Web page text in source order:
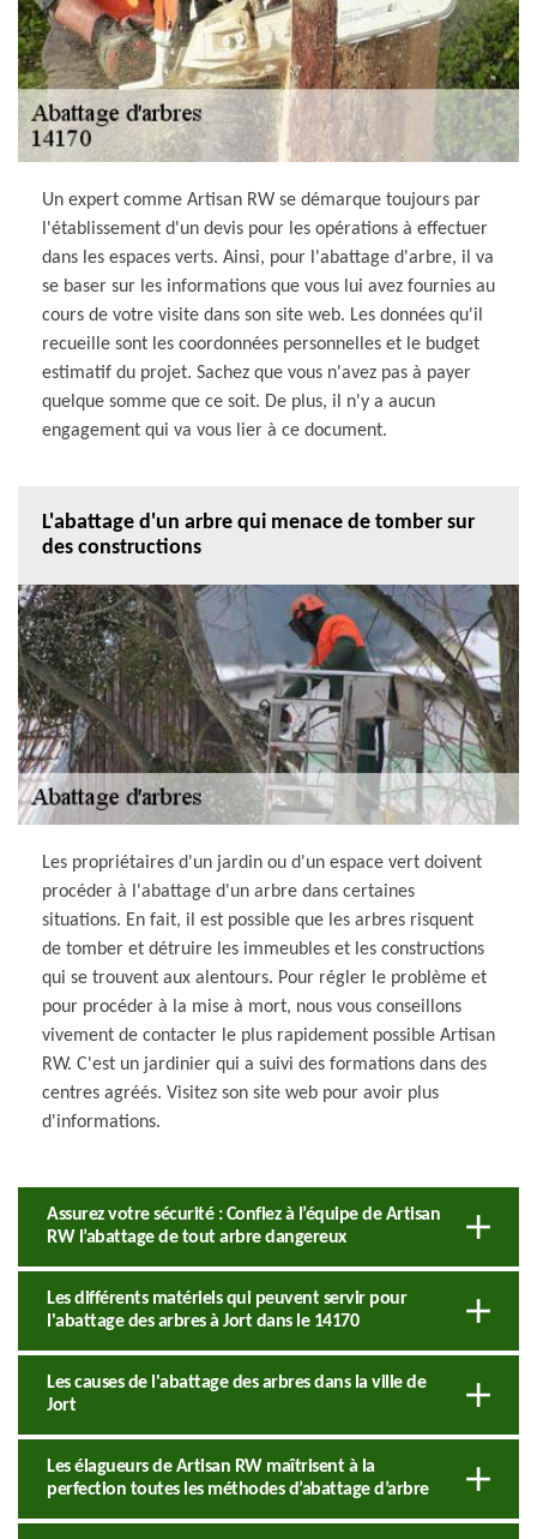
Un expert comme Artisan RW se démarque toujours par
l'établissement d'un devis pour les opérations à effectuer
dans les espaces verts. Ainsi, pour l'abattage d'arbre, il va
se baser sur les informations que vous lui avez fournies au
cours de votre visite dans son site web. Les données qu'il
recueille sont les coordonnées personnelles et le budget
estimatif du projet. Sachez que vous n'avez pas à payer
quelque somme que ce soit. De plus, il n'y a aucun
engagement qui va vous lier à ce document.
L'abattage d'un arbre qui menace de tomber sur
des constructions
Les propriétaires d'un jardin ou d'un espace vert doivent
procéder à l'abattage d'un arbre dans certaines
situations. En fait, il est possible que les arbres risquent
de tomber et détruire les immeubles et les constructions
qui se trouvent aux alentours. Pour régler le problème et
pour procéder à la mise à mort, nous vous conseillons
vivement de contacter le plus rapidement possible Artisan
RW. C'est un jardinier qui a suivi des formations dans des
centres agréés. Visitez son site web pour avoir plus
d'informations.
Assurez votre sécurité : Confiez à l’équipe de Artisan
RW l’abattage de tout arbre dangereux
Les différents matériels qui peuvent servir pour
l'abattage des arbres à Jort dans le 14170
Les causes de l'abattage des arbres dans la ville de
Jort
Les élagueurs de Artisan RW maîtrisent à la
perfection toutes les méthodes d’abattage d’arbre